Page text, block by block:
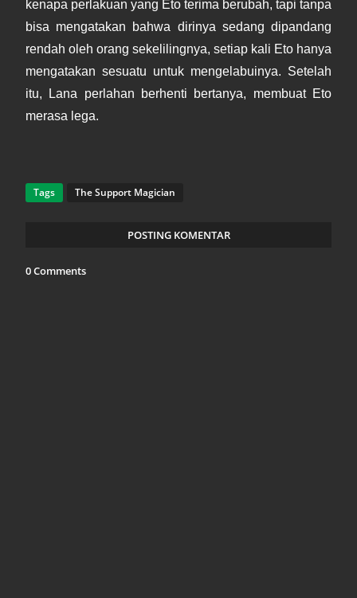
kenapa perlakuan yang Eto terima berubah, tapi tanpa
bisa mengatakan bahwa dirinya sedang dipandang
rendah oleh orang sekelilingnya, setiap kali Eto hanya
mengatakan sesuatu untuk mengelabuinya. Setelah
itu, Lana perlahan berhenti bertanya, membuat Eto
merasa lega.
Tags The Support Magician
POSTING KOMENTAR
0 Comments